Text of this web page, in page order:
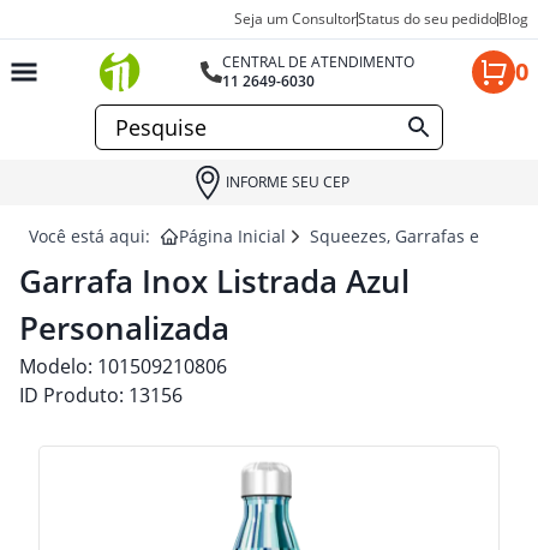
Seja um ConsultorStatus do seu pedidoBlog
CENTRAL DE ATENDIMENTO
11 2649-6030
0
INFORME SEU CEP
Você está aqui: Página Inicial Squeezes, Garrafas e
Garrafa Inox Listrada Azul
Personalizada
Modelo: 101509210806
ID Produto: 13156